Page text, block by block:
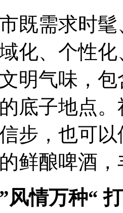
需求时髦
化、个性
明气味，
底子地点
步，也可
鲜酿啤酒
情万种“ 打